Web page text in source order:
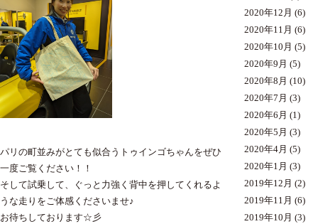
パリの町並みがとても似合うトゥインゴちゃんをぜひ
一度ご覧ください！！
そして試乗して、ぐっと力強く背中を押してくれるよ
うな走りをご体感くださいませ♪
お待ちしております☆彡
2020年12月 (6)
2020年11月 (6)
2020年10月 (5)
2020年9月 (5)
2020年8月 (10)
2020年7月 (3)
2020年6月 (1)
2020年5月 (3)
2020年4月 (5)
2020年1月 (3)
2019年12月 (2)
2019年11月 (6)
2019年10月 (3)